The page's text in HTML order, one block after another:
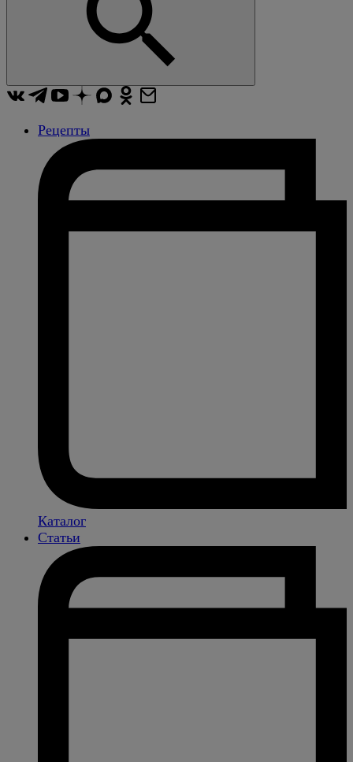
Рецепты
Каталог
Статьи